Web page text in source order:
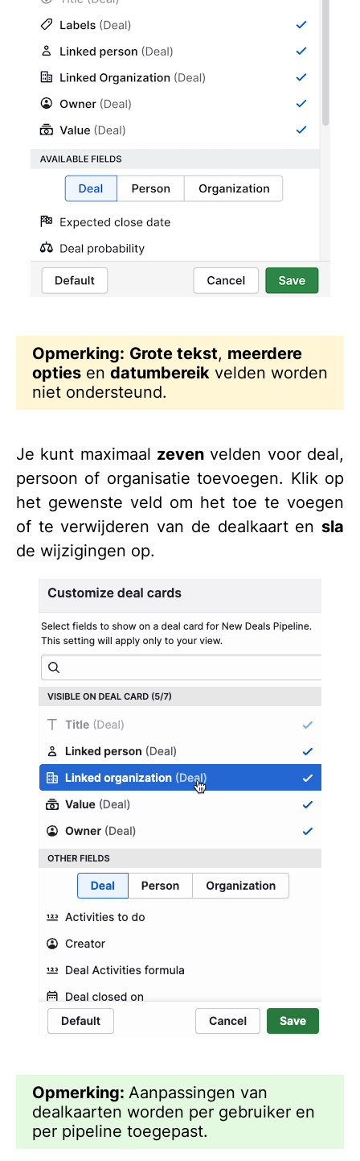
Opmerking: Grote tekst, meerdere
opties en datumbereik velden worden
niet ondersteund.
Je kunt maximaal zeven velden voor deal,
persoon of organisatie toevoegen. Klik op
het gewenste veld om het toe te voegen
of te verwijderen van de dealkaart en sla
de wijzigingen op.
Opmerking: Aanpassingen van
dealkaarten worden per gebruiker en
per pipeline toegepast.